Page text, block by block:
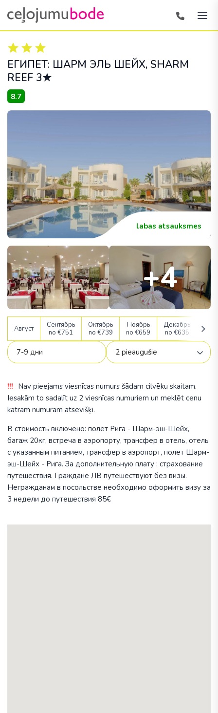
ЕГИПЕТ: ШАРМ ЭЛЬ ШЕЙХ, SHARM
REEF 3★
8.7
labas atsauksmes
+4
Август
Сентябрь
no €751
Октябрь
no €739
Ноябрь
no €659
Декабрь
no €635
no
Nav pieejams viesnīcas numurs šādam cilvēku skaitam.
Iesakām to sadalīt uz 2 viesnīcas numuriem un meklēt cenu
katram numuram atsevišķi.
В стоимость включено: полет Рига - Шарм-эш-Шейх,
багаж 20кг, встреча в аэропорту, трансфер в отель, отель
с указанным питанием, трансфер в аэропорт, полет Шарм-
эш-Шейх - Рига. За дополнительную плату : страхование
путешествия. Граждане ЛВ путешествуют без визы.
Негражданам в посольстве необходимо оформить визу за
3 недели до путешествия 85€